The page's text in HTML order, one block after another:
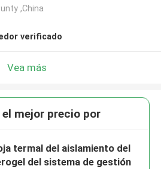
,China
verificado
Vea más
mejor precio por
termal del aislamiento del
del sistema de gestión